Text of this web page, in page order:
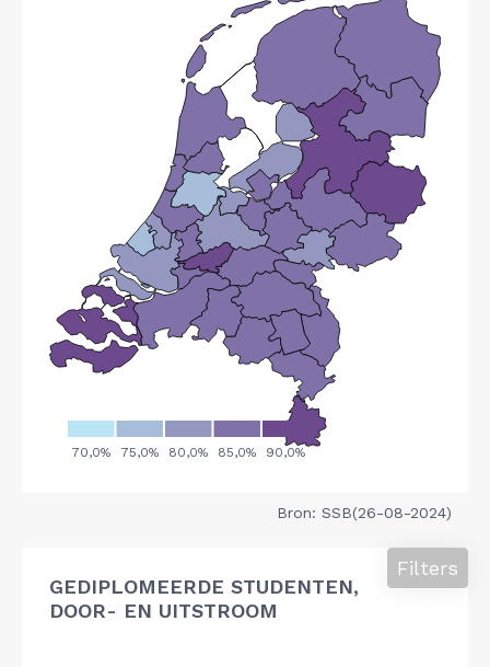
Bron: SSB(26-08-2024)
GEDIPLOMEERDE STUDENTEN,
DOOR- EN UITSTROOM
Filters